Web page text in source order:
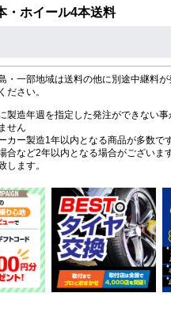
・ホイール4本送料
・一部地域は送料の他に別途中継料が
ださい。
製造年週を指定した発注ができない事
せん
カー製造1年以内となる商品が多数で
合など2年以内となる場合がございま
します。